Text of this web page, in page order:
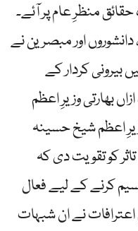
منظرِ عام پر آئے۔
اور مبصرین نے
کردار کے
بھارتی وزیرِ اعظم
اعظم شیخ حسینہ
کو تقویت دی کہ
کرنے کے لیے فعال
نے ان شبہات